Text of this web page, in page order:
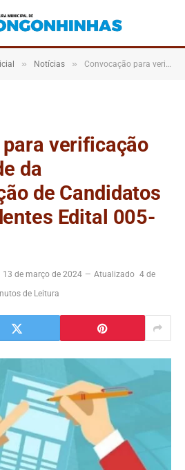
» Notícias » Convocação para verificação da veracidade da autodeclaração de Candidatos Afrodescendentes Edital 005-2024
para verificação
da
de Candidatos
Edital 005-
13 de março de 2024 Atualizado 4 de
de Leitura